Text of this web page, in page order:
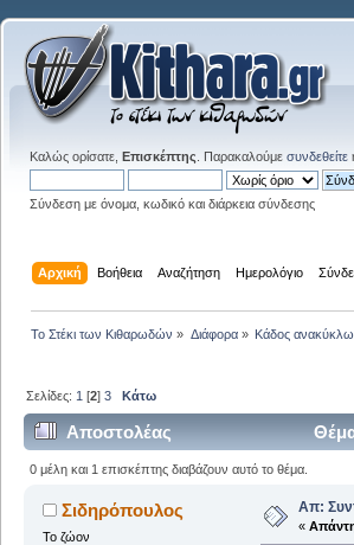
Καλώς ορίσατε, Επισκέπτης . Παρακαλούμε συνδεθείτε
Σύνδεση με όνομα, κωδικό και διάρκεια σύνδεσης
Αρχική Βοήθεια Αναζήτηση Ημερολόγιο
Το Στέκι των Κιθαρωδών » Διάφορα» Κάδος
Σελίδες: 1 [2]3 Κάτω
Αποστολέας
0 μέλη και 1 επισκέπτης διαβάζουν αυτό το θέμα.
Σιδηρόπουλος
Το ζώον
Απ:
«